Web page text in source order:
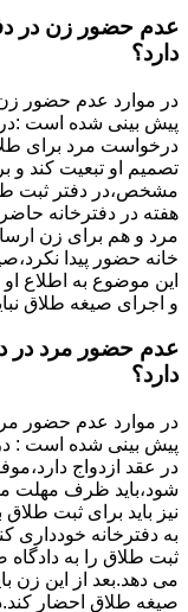
عدم حضور زن در
دارد؟
در موارد عدم حضور زن
پیش بینی شده است
درخواست مرد برای
تصمیم او تبعیت کند و
مشخص،در دفتر ثبت
هفته در دفترخانه
مرد و هم برای زن
خانه حضور پیدا
این موضوع به اطلاع
و اجرای صیغه طلاق
عدم حضور مرد در
دارد؟
در موارد عدم حضور
پیش بینی شده است :
در عقد ازدواج
شود،باید ظرف مهلت
نیز باید برای ثبت
به دفترخانه خودداری
ثبت طلاق را به
می دهد.بعد از این زن
صیغه طلاق احضار